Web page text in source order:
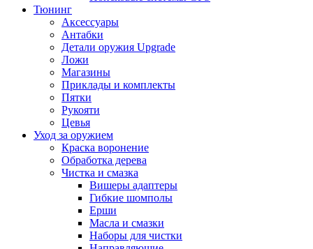
Тюнинг
Аксессуары
Антабки
Детали оружия Upgrade
Ложи
Магазины
Приклады и комплекты
Пятки
Рукояти
Цевья
Уход за оружием
Краска воронение
Обработка дерева
Чистка и смазка
Вишеры адаптеры
Гибкие шомполы
Ерши
Масла и смазки
Наборы для чистки